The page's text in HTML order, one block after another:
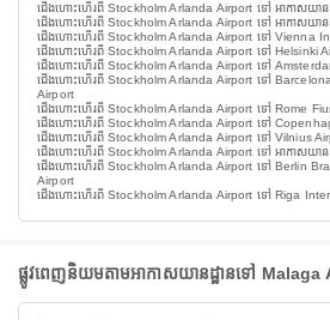
ជើងហោះហើរពី Stockholm Arlanda Airport ទៅ អាកាសយានដ្
ជើងហោះហើរពី Stockholm Arlanda Airport ទៅ អាកាសយាន
ជើងហោះហើរពី Stockholm Arlanda Airport ទៅ Vienna
ជើងហោះហើរពី Stockholm Arlanda Airport ទៅ Helsinki
ជើងហោះហើរពី Stockholm Arlanda Airport ទៅ
ជើងហោះហើរពី Stockholm Arlanda Airport ទៅ
Airport
ជើងហោះហើរពី Stockholm Arlanda Airport ទៅ Rome
ជើងហោះហើរពី Stockholm Arlanda Airport ទៅ
ជើងហោះហើរពី Stockholm Arlanda Airport ទៅ Vilnius
ជើងហោះហើរពី Stockholm Arlanda Airport ទៅ អាកាសយាន
ជើងហោះហើរពី Stockholm Arlanda Airport ទៅ Berlin
Airport
ជើងហោះហើរពី Stockholm Arlanda Airport ទៅ Riga
ផ្លូវពេញនិយមតាមអាកាសយានដ្ឋានទៅ